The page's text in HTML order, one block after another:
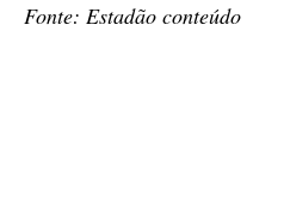
Fonte: Estadão conteúdo